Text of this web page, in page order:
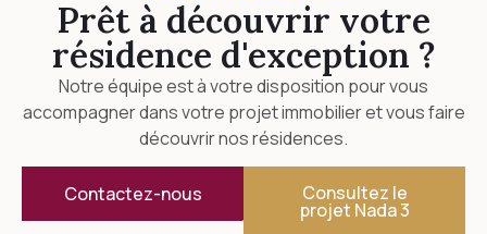
Prêt à découvrir votre
résidence d'exception ?
Notre équipe est à votre disposition pour vous
accompagner dans votre projet immobilier et vous faire
découvrir nos résidences.
Contactez-nous Consultez le
projet Nada 3